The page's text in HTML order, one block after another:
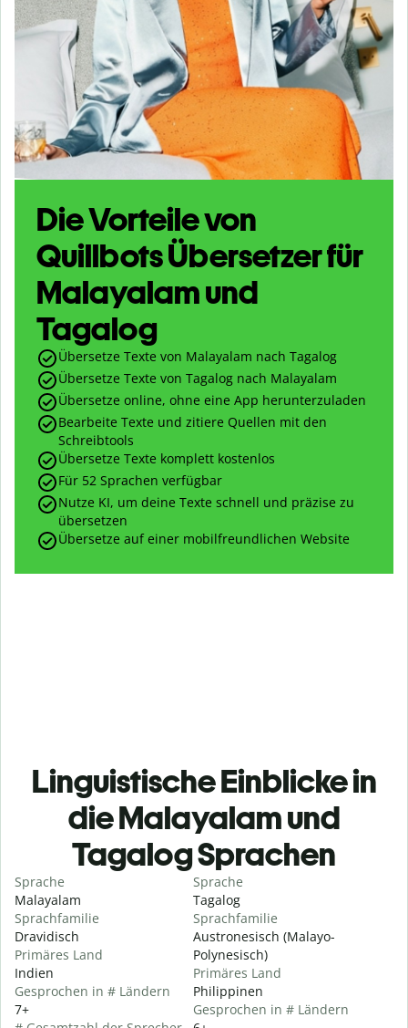
Die Vorteile von
Quillbots Übersetzer für
Malayalam und
Tagalog
Übersetze Texte von Malayalam nach Tagalog
Übersetze Texte von Tagalog nach Malayalam
Übersetze online, ohne eine App herunterzuladen
Bearbeite Texte und zitiere Quellen mit den
Schreibtools
Übersetze Texte komplett kostenlos
Für 52 Sprachen verfügbar
Nutze KI, um deine Texte schnell und präzise zu
übersetzen
Übersetze auf einer mobilfreundlichen Website
Linguistische Einblicke in
die Malayalam und
Tagalog Sprachen
Sprache
Malayalam
Sprachfamilie
Dravidisch
Primäres Land
Indien
Gesprochen in # Ländern
7+
Sprache
Tagalog
Sprachfamilie
Austronesisch (Malayo-
Polynesisch)
Primäres Land
Philippinen
Gesprochen in # Ländern